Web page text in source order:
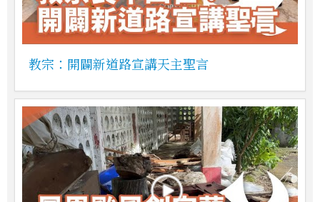
教宗：開闢新道路宣講天主聖言